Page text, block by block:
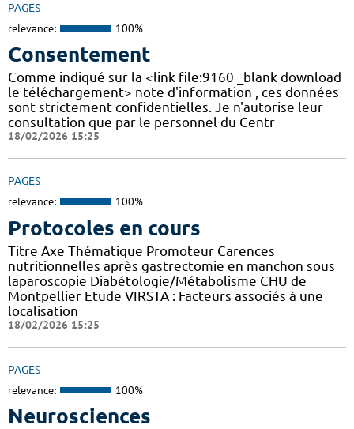
PAGES
relevance: 100%
Consentement
Comme indiqué sur la <link file:9160 _blank download
le téléchargement> note d'information , ces données
sont strictement confidentielles. Je n'autorise leur
consultation que par le personnel du Centr
18/02/2026 15:25
PAGES
relevance: 100%
Protocoles en cours
Titre Axe Thématique Promoteur Carences
nutritionnelles après gastrectomie en manchon sous
laparoscopie Diabétologie/Métabolisme CHU de
Montpellier Etude VIRSTA : Facteurs associés à une
localisation
18/02/2026 15:25
PAGES
relevance: 100%
Neurosciences